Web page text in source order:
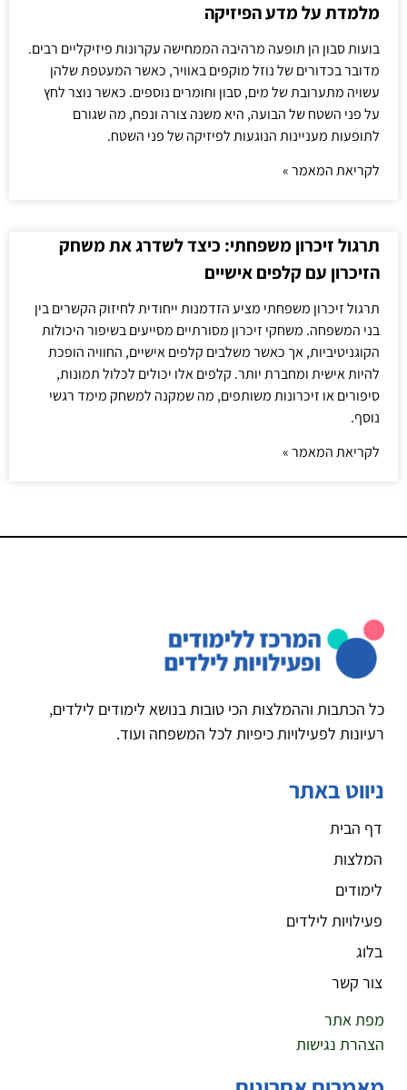
מלמדת על מדע הפיזיקה
בועות סבון הן תופעה מרהיבה הממחישה עקרונות פיזיקליים רבים.
מדובר בכדורים של נוזל מוקפים באוויר, כאשר המעטפת שלהן
עשויה מתערובת של מים, סבון וחומרים נוספים. כאשר נוצר לחץ
על פני השטח של הבועה, היא משנה צורה ונפח, מה שגורם
לתופעות מעניינות הנוגעות לפיזיקה של פני השטח.
לקריאת המאמר »
תרגול זיכרון משפחתי: כיצד לשדרג את משחק
הזיכרון עם קלפים אישיים
תרגול זיכרון משפחתי מציע הזדמנות ייחודית לחיזוק הקשרים בין
בני המשפחה. משחקי זיכרון מסורתיים מסייעים בשיפור היכולות
הקוגניטיביות, אך כאשר משלבים קלפים אישיים, החוויה הופכת
להיות אישית ומחברת יותר. קלפים אלו יכולים לכלול תמונות,
סיפורים או זיכרונות משותפים, מה שמקנה למשחק מימד רגשי
נוסף.
לקריאת המאמר »
כל הכתבות וההמלצות הכי טובות בנושא לימודים לילדים,
רעיונות לפעילויות כיפיות לכל המשפחה ועוד.
ניווט באתר
דף הבית
המלצות
לימודים
פעילויות לילדים
בלוג
צור קשר
מפת אתר
הצהרת נגישות